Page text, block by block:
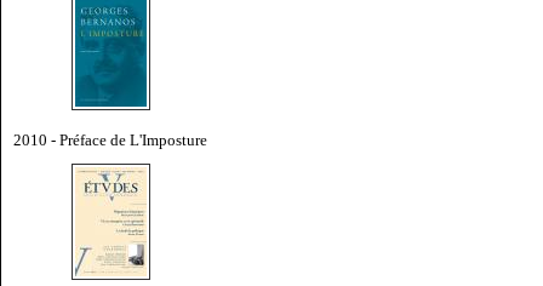
2010 - Préface de L'Imposture